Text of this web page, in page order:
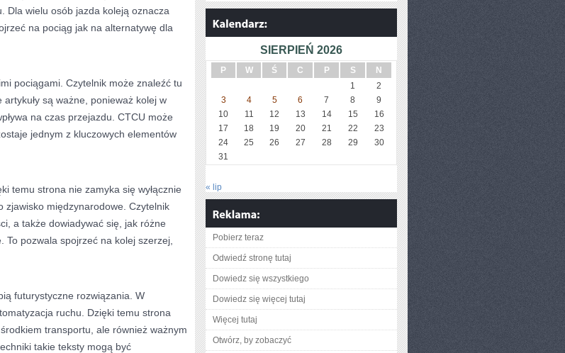
Dla wielu osób jazda koleją oznacza
na pociąg jak na alternatywę dla
pociągami. Czytelnik może znaleźć tu
są ważne, ponieważ kolej w
na czas przejazdu. CTCU może
jednym z kluczowych elementów
temu strona nie zamyka się wyłącznie
zjawisko międzynarodowe. Czytelnik
a także dowiadywać się, jak różne
pozwala spojrzeć na kolej szerzej,
futurystyczne rozwiązania. W
ruchu. Dzięki temu strona
transportu, ale również ważnym
takie teksty mogą być
SIERPIEŃ 2026
P W Ś C P S
N
1
2
3
4 5 6 7 8
9
10
11 12 13 14 15
16
17
18 19 20 21 22
23
24
25 26 27 28 29
30
31
« lip
Pobierz teraz
Odwiedź stronę tutaj
Dowiedz się wszystkiego
Dowiedz się więcej tutaj
Więcej tutaj
Otwórz, by zobaczyć